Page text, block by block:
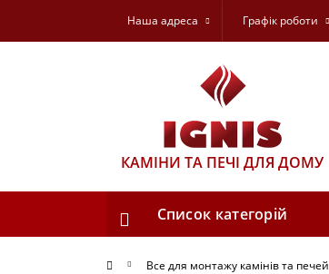
Наша адреса Графік роботи
КАМІНИ ТА ПЕЧІ ДЛЯ ДОМУ
Список категорій
Все для монтажу камінів та печей